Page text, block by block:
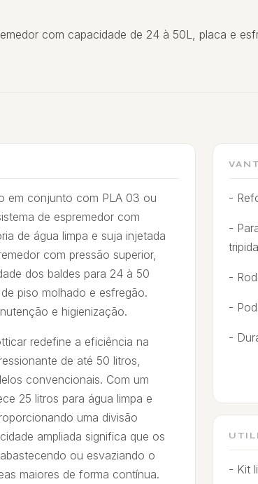
com capacidade de 24 à 50L, placa e
em conjunto com PLA 03 ou
de espremedor com
de água limpa e suja injetada
com pressão superior,
dos baldes para 24 à 50
piso molhado e esfregão.
e higienização.
redefine a eficiência na
de até 50 litros,
convencionais. Com um
25 litros para água limpa e
uma divisão
ampliada significa que os
ou esvaziando o
maiores de forma contínua.
-
-
-
-
-
- Kit